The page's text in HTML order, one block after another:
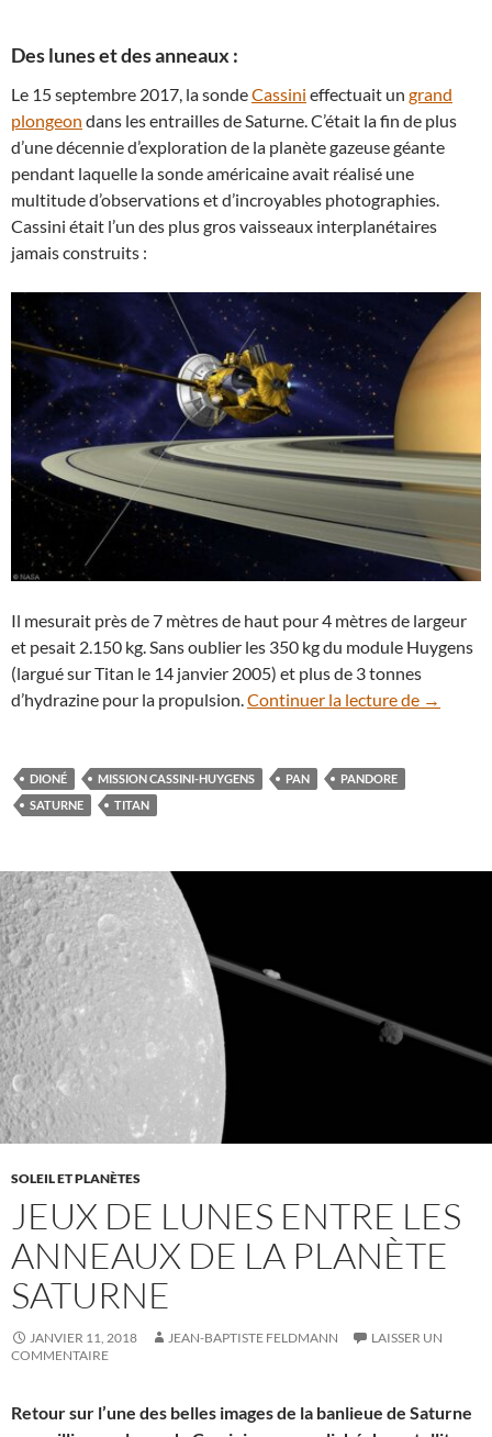
Des lunes et des anneaux :
Le 15 septembre 2017, la sondeCassini effectuait un grand
plongeon dans les entrailles de Saturne. C’était la fin de plus
d’une décennie d’exploration de la planète gazeuse géante
pendant laquelle la sonde américaine avait réalisé une
multitude d’observations et d’incroyables photographies.
Cassini était l’un des plus gros vaisseaux interplanétaires
jamais construits :
Il mesurait près de 7 mètres de haut pour 4 mètres de largeur
et pesait 2.150 kg. Sans oublier les 350 kg du module Huygens
(largué sur Titan le 14 janvier 2005) et plus de 3 tonnes
d’hydrazine pour la propulsion.Continuer la lecture de Voyage
→
DIONÉ MISSION CASSINI-HUYGENS PAN
PANDORE
SATURNE
TITAN
SOLEIL ET PLANÈTES
JEUX DE LUNES ENTRE LES
ANNEAUX DE LA PLANÈTE
SATURNE
JANVIER 11, 2018 JEAN-BAPTISTE FELDMANN
LAISSER UN
COMMENTAIRE
Retour sur l’une des belles images de la banlieue de Saturne